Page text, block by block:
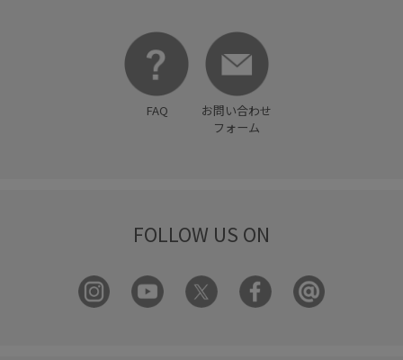
FAQ
お問い合わせ
フォーム
FOLLOW US ON